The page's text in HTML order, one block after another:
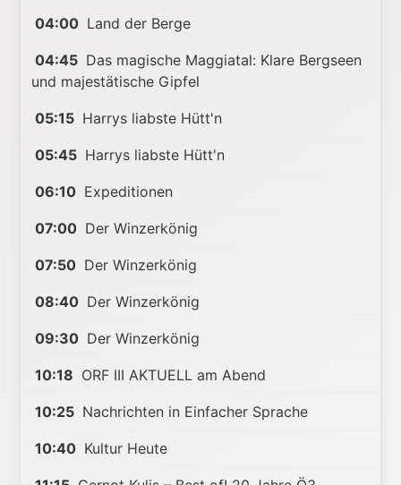
04:00 Land der Berge
04:45 Das magische Maggiatal: Klare Bergseen
und majestätische Gipfel
05:15 Harrys liabste Hütt'n
05:45 Harrys liabste Hütt'n
06:10 Expeditionen
07:00 Der Winzerkönig
07:50 Der Winzerkönig
08:40 Der Winzerkönig
09:30 Der Winzerkönig
10:18 ORF III AKTUELL am Abend
10:25 Nachrichten in Einfacher Sprache
10:40 Kultur Heute